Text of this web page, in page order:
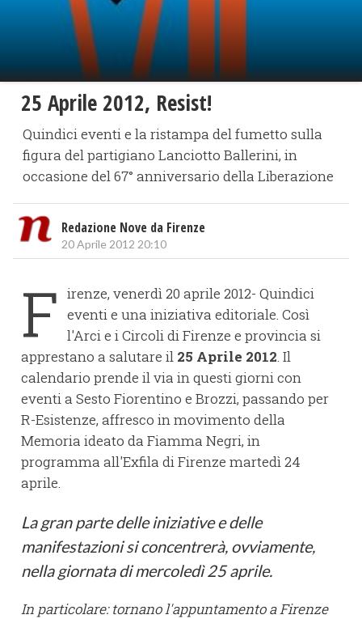
25 Aprile 2012, Resist!
Quindici eventi e la ristampa del fumetto sulla
figura del partigiano Lanciotto Ballerini, in
occasione del 67° anniversario della Liberazione
Redazione Nove da Firenze
20 Aprile 2012 20:10
F irenze, venerdì 20 aprile 2012- Quindici
eventi e una iniziativa editoriale. Così
l'Arci e i Circoli di Firenze e provincia si
apprestano a salutare il 25 Aprile 2012. Il
calendario prende il via in questi giorni con
eventi a Sesto Fiorentino e Brozzi, passando per
R-Esistenze, affresco in movimento della
Memoria ideato da Fiamma Negri, in
programma all'Exfila di Firenze martedì 24
aprile.
La gran parte delle iniziative e delle
manifestazioni si concentrerà, ovviamente,
nella giornata di mercoledì 25 aprile.
In particolare: tornano l'appuntamento a Firenze